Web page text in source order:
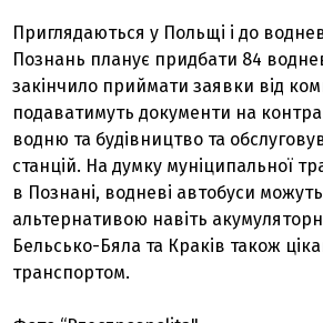
Приглядаються у Польщі і до
Познань планує придбати 84
закінчило приймати заявки від
подаватимуть документи на
водню та будівництво та
станцій. На думку муніципальної
в Познані, водневі автобуси
альтернативою навіть
Бельсько-Бяла та Краків також
транспортом.